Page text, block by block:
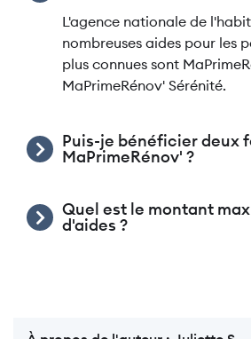
L'agence nationale de
nombreuses aides pour les
plus connues sont
MaPrimeRénov' Sérénité.
Puis-je bénéficier deux
MaPrimeRénov' ?
Quel est le montant
d'aides ?